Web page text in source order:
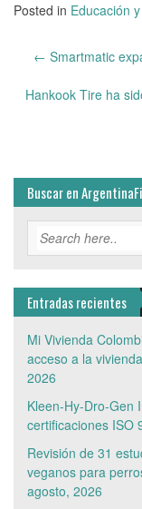
Posted in Educación
Post
← Smartmatic
Hankook Tire ha
Buscar en
Entradas recientes
Mi Vivienda
acceso a la
2026
Kleen-Hy-Dro-Gen
certificaciones ISO
Revisión de 31
veganos para
agosto, 2026